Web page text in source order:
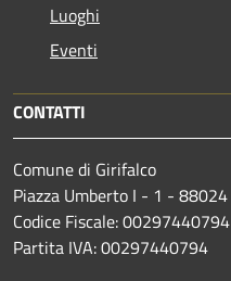
Luoghi
Eventi
CONTATTI
Comune di Girifalco
Piazza Umberto I - 1 - 88024
Codice Fiscale: 00297440794
Partita IVA: 00297440794